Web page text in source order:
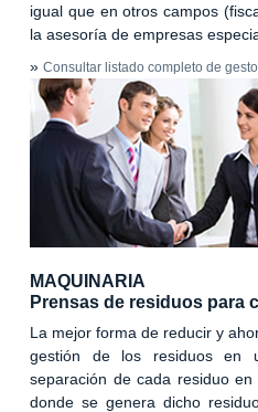
igual que en otros campos
la asesoría de empresas
» Consultar listado completo de
MAQUINARIA
Prensas de residuos para
La mejor forma de reducir y
gestión de los residuos en
separación de cada residuo
donde se genera dicho